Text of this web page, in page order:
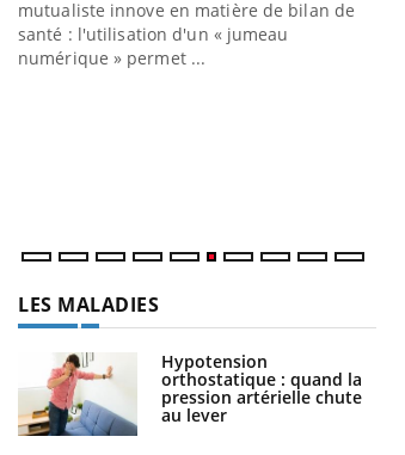
mutualiste innove en matière de bilan de
santé : l'utilisation d'un « jumeau
numérique » permet ...
LES MALADIES
Hypotension
orthostatique : quand la
pression artérielle chute
au lever